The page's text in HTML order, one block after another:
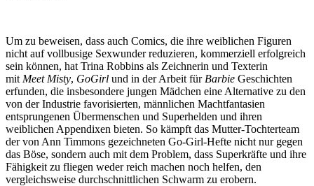
Um zu beweisen, dass auch Comics, die ihre weiblichen Figuren
nicht auf vollbusige Sexwunder reduzieren, kommerziell erfolgreich
sein können, hat Trina Robbins als Zeichnerin und Texterin
mit Meet Misty, GoGirl und in der Arbeit für Barbie Geschichten
erfunden, die insbesondere jungen Mädchen eine Alternative zu den
von der Industrie favorisierten, männlichen Machtfantasien
entsprungenen Übermenschen und Superhelden und ihren
weiblichen Appendixen bieten. So kämpft das Mutter-Tochterteam
der von Ann Timmons gezeichneten Go-Girl-Hefte nicht nur gegen
das Böse, sondern auch mit dem Problem, dass Superkräfte und ihre
Fähigkeit zu fliegen weder reich machen noch helfen, den
vergleichsweise durchschnittlichen Schwarm zu erobern.